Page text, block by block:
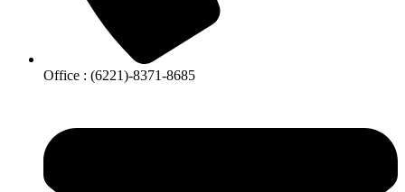
Office : (6221)-8371-8685